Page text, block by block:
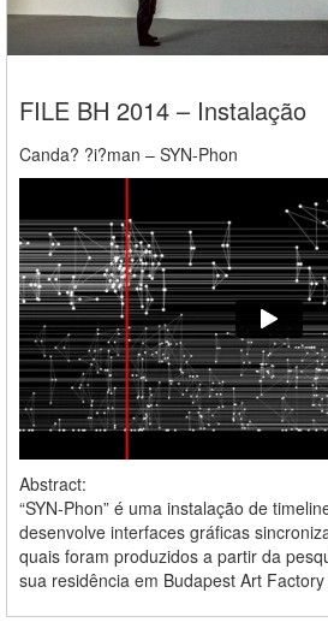
FILE BH 2014 – Instalação
Canda? ?i?man – SYN-Phon
Abstract:
“SYN-Phon” é uma instalação de
desenvolve interfaces gráficas
quais foram produzidos a partir da
sua residência em Budapest Art